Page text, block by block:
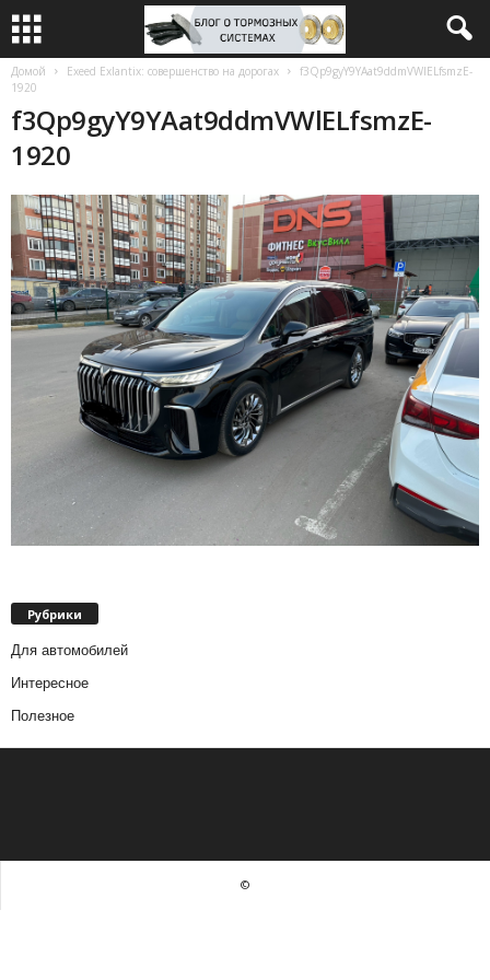
Домой Exeed Exlantix: совершенство на дорогах
f3Qp9gyY9YAat9ddmVWlELfsmzE-
1920
f3Qp9gyY9YAat9ddmVWlELfsmzE-
1920
Рубрики
Для автомобилей
Интересное
Полезное
©